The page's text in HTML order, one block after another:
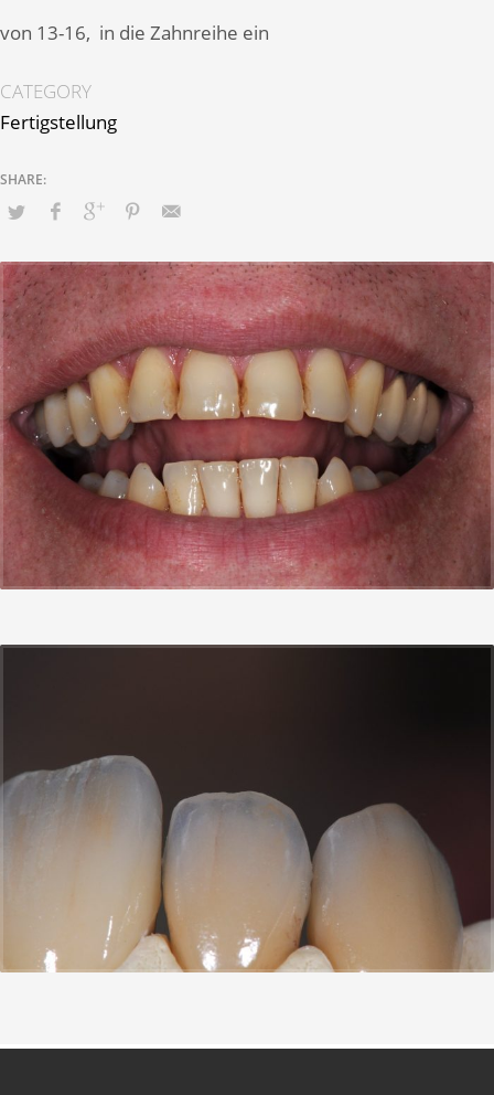
von 13-16, in die Zahnreihe ein
CATEGORY
Fertigstellung